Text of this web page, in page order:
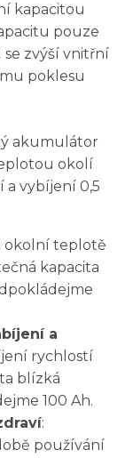
kapacitou
pouze
zvýší vnitřní
poklesu
akumulátor
okolí
a vybíjení 0,5
okolní teplotě
kapacita
a
rychlostí
blízká
100 Ah.
:
používání